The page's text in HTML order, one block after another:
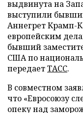
выдвинута на
выступили
Аннегрет Крамп-
европейским
бывший
США по
передаетТАСС.
В совместном
что «Евросоюзу
опеку над